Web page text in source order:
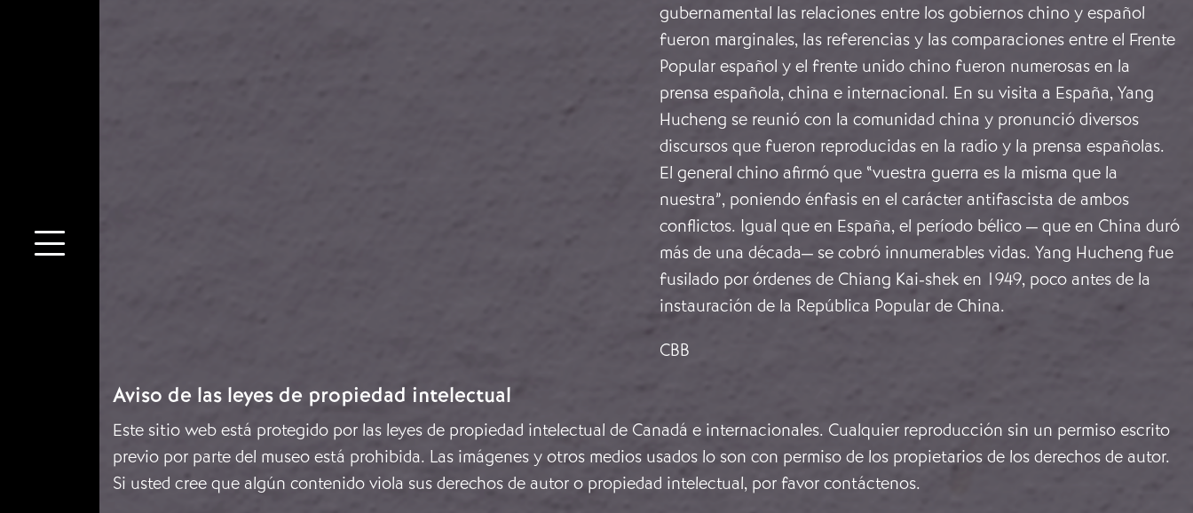
gubernamental las relaciones entre los gobiernos chino y español
fueron marginales, las referencias y las comparaciones entre el Frente
Popular español y el frente unido chino fueron numerosas en la
prensa española, china e internacional. En su visita a España, Yang
Hucheng se reunió con la comunidad china y pronunció diversos
discursos que fueron reproducidas en la radio y la prensa españolas.
El general chino afirmó que “vuestra guerra es la misma que la
nuestra”, poniendo énfasis en el carácter antifascista de ambos
conflictos. Igual que en España, el período bélico — que en China duró
más de una década— se cobró innumerables vidas. Yang Hucheng fue
fusilado por órdenes de Chiang Kai-shek en 1949, poco antes de la
instauración de la República Popular de China.
CBB
Aviso de las leyes de propiedad intelectual
Este sitio web está protegido por las leyes de propiedad intelectual de Canadá e internacionales. Cualquier reproducción sin un permiso escrito
previo por parte del museo está prohibida. Las imágenes y otros medios usados lo son con permiso de los propietarios de los derechos de autor.
Si usted cree que algún contenido viola sus derechos de autor o propiedad intelectual, por favor contáctenos.